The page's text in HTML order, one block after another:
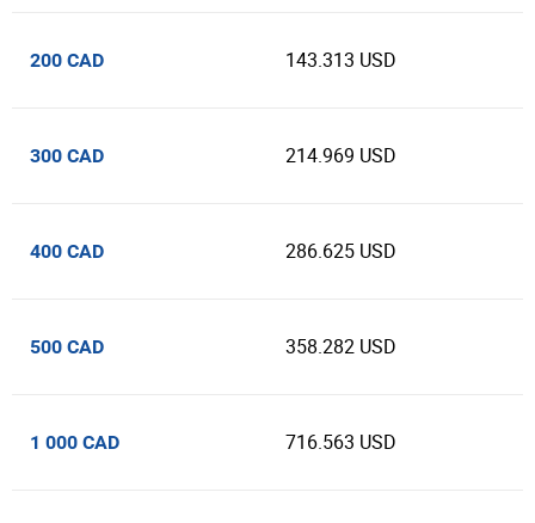
200 CAD 143.313 USD
300 CAD 214.969 USD
400 CAD 286.625 USD
500 CAD 358.282 USD
1 000 CAD 716.563 USD